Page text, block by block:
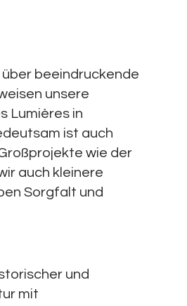
beeindruckende
unsere
Lumières in
ist auch
wie der
auch kleinere
Sorgfalt und
und
mit